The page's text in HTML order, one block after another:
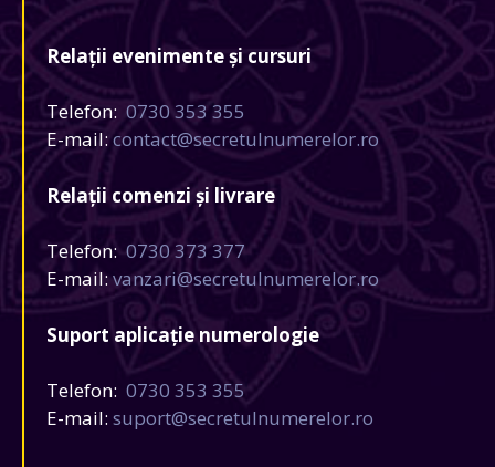
Relații evenimente și cursuri
Telefon: 0730 353 355
E-mail:contact@secretulnumerelor.ro
Relații comenzi și livrare
Telefon: 0730 373 377
E-mail:vanzari@secretulnumerelor.ro
Suport aplicație numerologie
Telefon: 0730 353 355
E-mail: suport@secretulnumerelor.ro